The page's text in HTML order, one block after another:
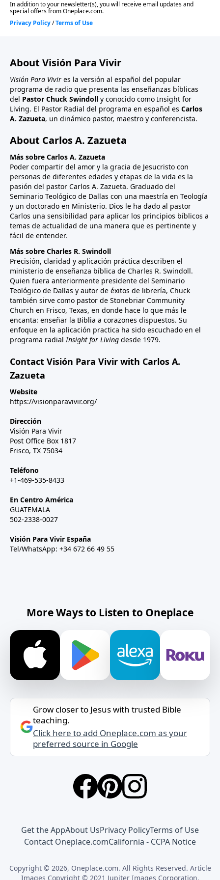
About Visión Para Vivir
Visión Para Vivir es la versión al español del popular
programa de radio que presenta las enseñanzas bíblicas
del Pastor Chuck Swindoll y conocido como Insight for
Living. El Pastor Radial del programa en español es Carlos
A. Zazueta, un dinámico pastor, maestro y conferencista.
About Carlos A. Zazueta
Más sobre Carlos A. Zazueta
Poder compartir del amor y la gracia de Jesucristo con
personas de diferentes edades y etapas de la vida es la
pasión del pastor Carlos A. Zazueta. Graduado del
Seminario Teológico de Dallas con una maestría en Teología
y un doctorado en Ministerio. Dios le ha dado al pastor
Carlos una sensibilidad para aplicar los principios bíblicos a
temas de actualidad de una manera que es pertinente y
fácil de entender.
Más sobre Charles R. Swindoll
Precisión, claridad y aplicación práctica describen el
ministerio de enseñanza bíblica de Charles R. Swindoll.
Quien fuera anteriormente presidente del Seminario
Teológico de Dallas y autor de éxitos de librería, Chuck
también sirve como pastor de Stonebriar Community
Church en Frisco, Texas, en donde hace lo que más le
encanta: enseñar la Biblia a corazones dispuestos. Su
enfoque en la aplicación practica ha sido escuchado en el
programa radial Insight for Living desde 1979.
Contact Visión Para Vivir with Carlos A.
Zazueta
Website
https://visionparavivir.org/
Dirección
Visión Para Vivir
Post Office Box 1817
Frisco, TX 75034
Teléfono
+1-469-535-8433
En Centro América
GUATEMALA
502-2338-0027
Visión Para Vivir España
Tel/WhatsApp: +34 672 66 49 55
More Ways to Listen to Oneplace
Grow closer to Jesus with trusted Bible
teaching.
Click here to add Oneplace.com as your
preferred source in Google
Get the AppAbout UsPrivacy PolicyTerms of Use
Contact Oneplace.comCalifornia - CCPA Notice
Copyright © 2026, Oneplace.com. All Rights Reserved. Article
Images Copyright © 2021 Jupiter Images Corporation.